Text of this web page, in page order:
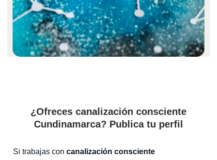
¿Ofreces canalización consciente
Cundinamarca? Publica tu perfil
Si trabajas con canalización consciente